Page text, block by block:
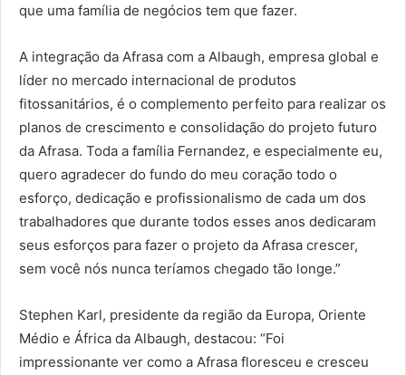
que uma família de negócios tem que fazer.
A integração da Afrasa com a Albaugh, empresa global e
líder no mercado internacional de produtos
fitossanitários, é o complemento perfeito para realizar os
planos de crescimento e consolidação do projeto futuro
da Afrasa. Toda a família Fernandez, e especialmente eu,
quero agradecer do fundo do meu coração todo o
esforço, dedicação e profissionalismo de cada um dos
trabalhadores que durante todos esses anos dedicaram
seus esforços para fazer o projeto da Afrasa crescer,
sem você nós nunca teríamos chegado tão longe.”
Stephen Karl, presidente da região da Europa, Oriente
Médio e África da Albaugh, destacou: “Foi
impressionante ver como a Afrasa floresceu e cresceu